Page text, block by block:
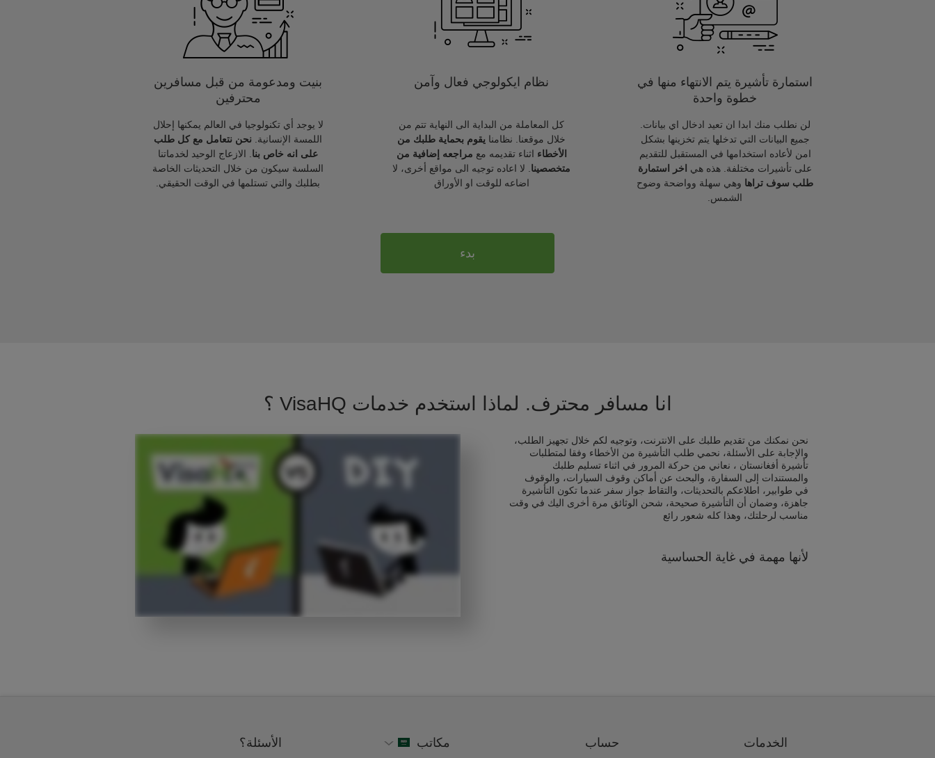
استمارة تأشيرة يتم الانتهاء منها في
خطوة واحدة
لن نطلب منك ابدا ان تعيد ادخال اي بيانات.
جميع البيانات التي تدخلها يتم تخزينها بشكل
امن لأعاده استخدامها في المستقبل للتقديم
على تأشيرات مختلفة. هذه هي
اخر استمارة
طلب سوف تراها وهي سهلة وواضحة وضوح
الشمس.
نظام ايكولوجي فعال وآمن
كل المعاملة من البداية الى النهاية تتم من
خلال موقعنا. نظامنا يقوم بحماية طلبك من
الأخطاء اثناء تقديمه مع مراجعه إضافية من
متخصصينا . لا اعاده توجيه الى مواقع أخرى، لا
اضاعه للوقت او الأوراق
بنيت ومدعومة من قبل مسافرين
محترفين
لا يوجد أي تكنولوجيا في العالم يمكنها إحلال
اللمسة الإنسانية. نحن نتعامل مع كل طلب
على انه خاص بنا . الازعاج الوحيد لخدماتنا
السلسة سيكون من خلال التحديثات الخاصة
بطلبك والتي تستلمها في الوقت الحقيقي.
بدء
انا مسافر محترف. لماذا استخدم خدمات VisaHQ ؟
نحن نمكنك من تقديم طلبك على الانترنت، وتوجيه لكم خلال تجهيز الطلب،
والإجابة على الأسئلة، نحمي طلب التأشيرة من الأخطاء وفقا لمتطلبات
تأشيرة أفغانستان ، نعاني من حركة المرور في اثناء تسليم طلبك
والمستندات إلى السفارة، والبحث عن أماكن وقوف السيارات، والوقوف
في طوابير، اطلاعكم بالتحديثات، والتقاط جواز سفر عندما تكون التأشيرة
جاهزة، وضمان أن التأشيرة صحيحة، شحن الوثائق مرة أخرى اليك في وقت
مناسب لرحلتك، وهذا كله شعور رائع
لأنها مهمة في غاية الحساسية
الخدمات حساب مكاتب الأسئلة؟